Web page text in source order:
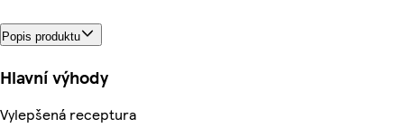
Popis produktu
Hlavní výhody
Vylepšená receptura